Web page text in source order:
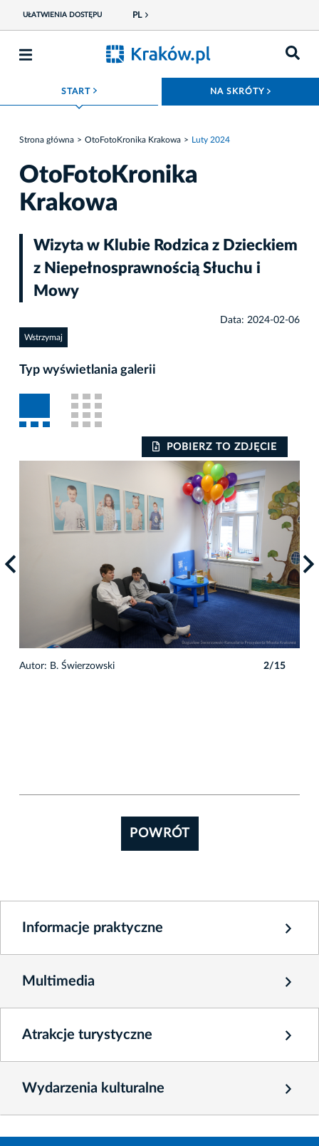
UŁATWIENIA DOSTĘPU PL
START ROZWIŃ MENU NA SKRÓTY
Strona główna OtoFotoKronika Krakowa Luty 2024
OtoFotoKronika
Krakowa
Wizyta w Klubie Rodzica z Dzieckiem
z Niepełnosprawnością Słuchu i
Mowy
Data: 2024-02-06
Wstrzymaj
Typ wyświetlania galerii
POBIERZ TO ZDJĘCIE
Autor: B. Świerzowski 2/15
POWRÓT
Informacje praktyczne
Multimedia
Atrakcje turystyczne
Wydarzenia kulturalne